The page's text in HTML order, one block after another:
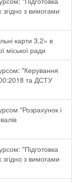
згідно з вимогами
карти 3.2» в
ради
"Керування
та ДСТУ
"Розрахунок і
"Підготовка
згідно з вимогами